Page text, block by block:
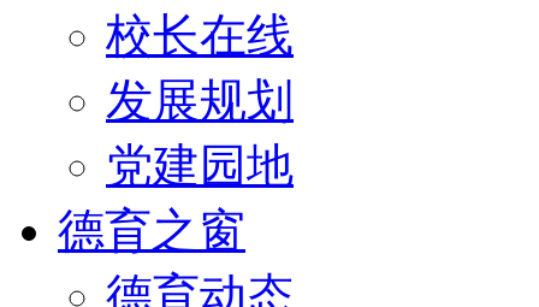
校长在线
发展规划
党建园地
德育之窗
德育动态